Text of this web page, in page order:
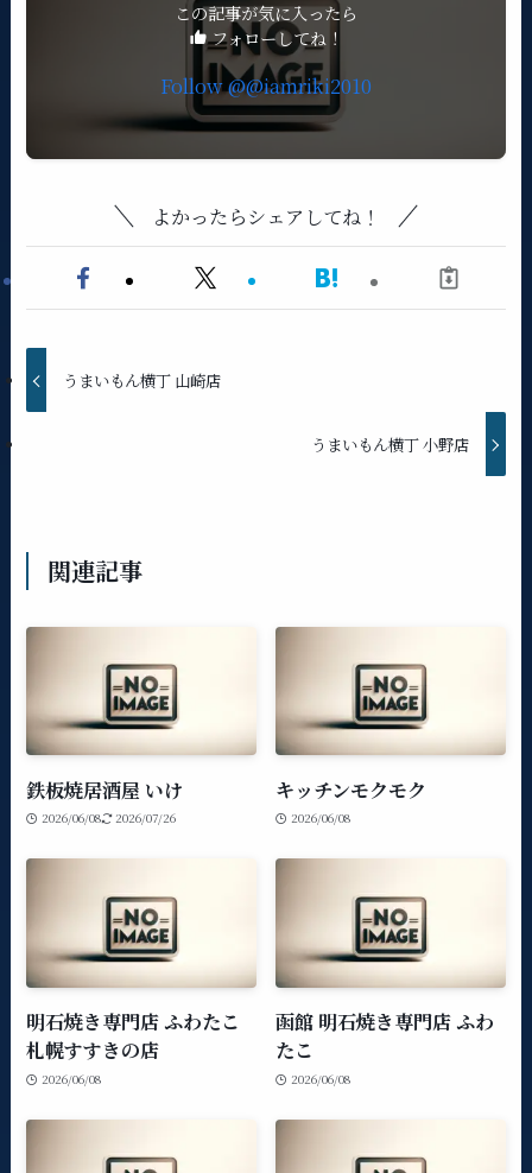
この記事が気に入ったら
フォローしてね！
Follow @@iamriki2010
よかったらシェアしてね！
うまいもん横丁 山崎店
うまいもん横丁 小野店
関連記事
鉄板焼居酒屋 いけ
2026/06/08 2026/07/26
キッチンモクモク
2026/06/08
明石焼き専門店 ふわたこ
札幌すすきの店
2026/06/08
函館 明石焼き専門店 ふわ
たこ
2026/06/08